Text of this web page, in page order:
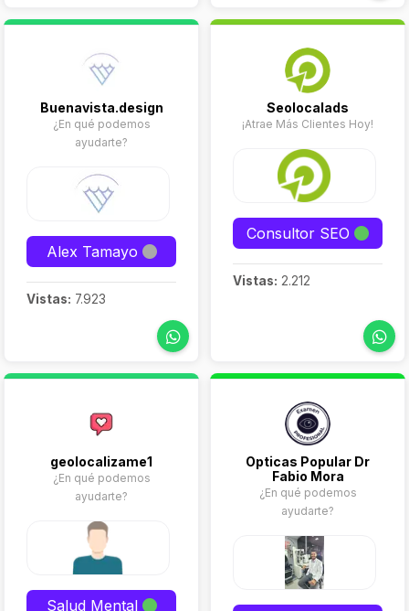
Buenavista.design
¿En qué podemos
ayudarte?
Alex Tamayo
Vistas: 7.923
Seolocalads
¡Atrae Más Clientes Hoy!
Consultor SEO
Vistas: 2.212
geolocalizame1
¿En qué podemos
ayudarte?
Salud Mental
Opticas Popular Dr
Fabio Mora
¿En qué podemos
ayudarte?